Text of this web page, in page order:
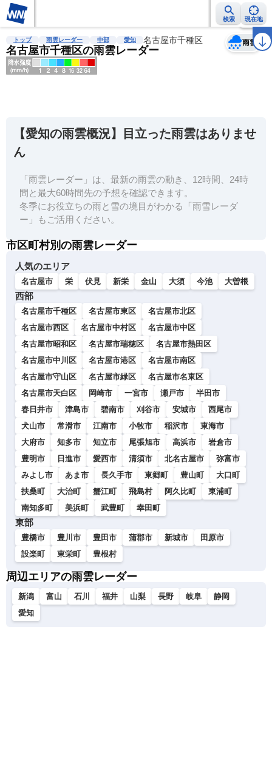
検索 現在地
雨雲レーダー 台風情報 地震情報 警報・注意報 2週間天気 ラ
トップ 雨雲レーダー 中部 愛知 名古屋市千種区
名古屋市千種区の雨雲レーダー
雨雲
天気 台風
【愛知の雨雲概況】目立った雨雲はありませ
ん
「雨雲レーダー」は、最新の雨雲の動き、12時間、24時
間と最大60時間先の予想を確認できます。
冬季にお役立ちの雨と雪の境目がわかる「雨雪レーダ
ー」もご活用ください。
市区町村別の雨雲レーダー
人気のエリア
名古屋市 栄 伏見 新栄 金山 大須 今池 大曽根
西部
名古屋市千種区 名古屋市東区
名古屋市北区
名古屋市西区
名古屋市中村区
名古屋市中区
名古屋市昭和区
名古屋市瑞穂区
名古屋市熱田区
名古屋市中川区
名古屋市港区
名古屋市南区
名古屋市守山区
名古屋市緑区
名古屋市名東区
名古屋市天白区
岡崎市 一宮市 瀬戸市
半田市
春日井市
津島市 碧南市 刈谷市 安城市
西尾市
犬山市
常滑市 江南市 小牧市 稲沢市
東海市
大府市
知多市 知立市 尾張旭市 高浜市
岩倉市
豊明市
日進市 愛西市 清須市 北名古屋市
弥富市
みよし市
あま市 長久手市 東郷町 豊山町
大口町
扶桑町
大治町 蟹江町 飛島村 阿久比町
東浦町
南知多町
美浜町 武豊町 幸田町
東部
豊橋市 豊川市 豊田市 蒲郡市 新城市
田原市
設楽町
東栄町 豊根村
周辺エリアの雨雲レーダー
新潟 富山 石川 福井 山梨 長野 岐阜
静岡
愛知